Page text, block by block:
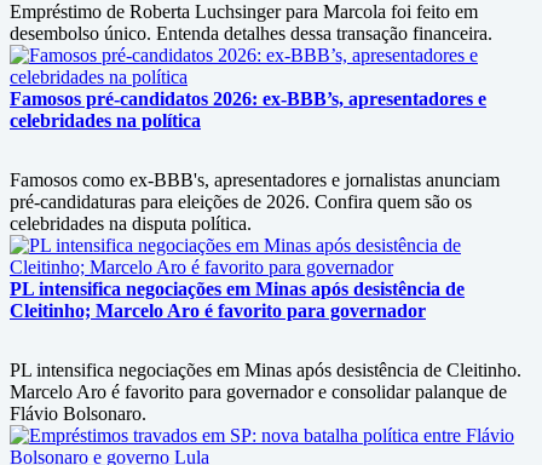
Empréstimo de Roberta Luchsinger para Marcola foi feito em
desembolso único. Entenda detalhes dessa transação financeira.
Famosos pré-candidatos 2026: ex-BBB’s, apresentadores e
celebridades na política
Famosos como ex-BBB's, apresentadores e jornalistas anunciam
pré-candidaturas para eleições de 2026. Confira quem são os
celebridades na disputa política.
PL intensifica negociações em Minas após desistência de
Cleitinho; Marcelo Aro é favorito para governador
PL intensifica negociações em Minas após desistência de Cleitinho.
Marcelo Aro é favorito para governador e consolidar palanque de
Flávio Bolsonaro.